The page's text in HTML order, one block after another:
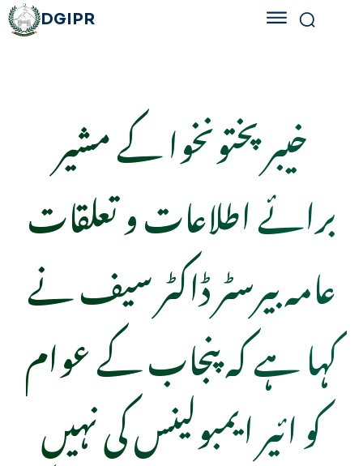
DGIPR
خیبر پختونخوا کے مشیر
برائے اطلاعات و تعلقات
عامہ بیرسٹر ڈاکٹر سیف نے
کہا ہے کہ پنجاب کے عوام
کو ائیر ایمبولینس کی نہیں